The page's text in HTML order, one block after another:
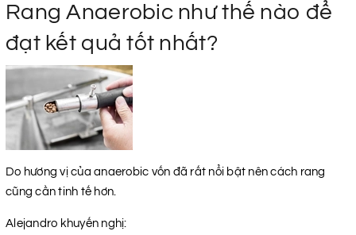
Rang Anaerobic như thế nào để
đạt kết quả tốt nhất?
Do hương vị của anaerobic vốn đã rất nổi bật nên cách rang
cũng cần tinh tế hơn.
Alejandro khuyến nghị: